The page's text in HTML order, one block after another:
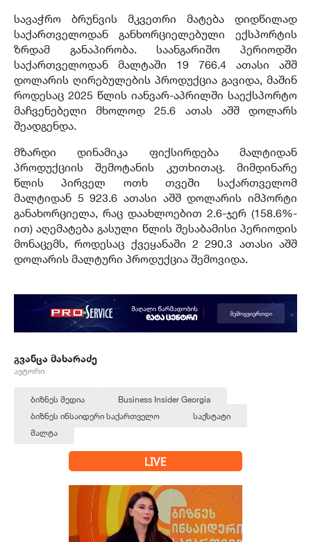
სავაჭრო ბრუნვის მკვეთრი მატება დიდწილად
საქართველოდან განხორციელებული ექსპორტის
ზრდამ განაპირობა. საანგარიშო პერიოდში
საქართველოდან მალტაში 19 766.4 ათასი აშშ
დოლარის ღირებულების პროდუქცია გავიდა, მაშინ
როდესაც 2025 წლის იანვარ-აპრილში საექსპორტო
მაჩვენებელი მხოლოდ 25.6 ათას აშშ დოლარს
შეადგენდა.
მზარდი დინამიკა ფიქსირდება მალტიდან
პროდუქციის შემოტანის კუთხითაც. მიმდინარე
წლის პირველ ოთხ თვეში საქართველომ
მალტიდან 5 923.6 ათასი აშშ დოლარის იმპორტი
განახორციელა, რაც დაახლოებით 2.6-ჯერ (158.6%-
ით) აღემატება გასული წლის შესაბამისი პერიოდის
მონაცემს, როდესაც ქვეყანაში 2 290.3 ათასი აშშ
დოლარის მალტური პროდუქცია შემოვიდა.
გვანცა მახარაძე
ავტორი
ბიზნეს მედია
Business Insider Georgia
ბიზნეს ინსაიდერი საქართველო
საქსტატი
მალტა
LIVE